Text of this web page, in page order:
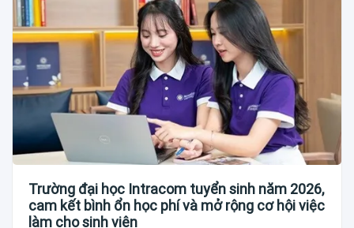
Trường đại học Intracom tuyển sinh năm 2026,
cam kết bình ổn học phí và mở rộng cơ hội việc
làm cho sinh viên